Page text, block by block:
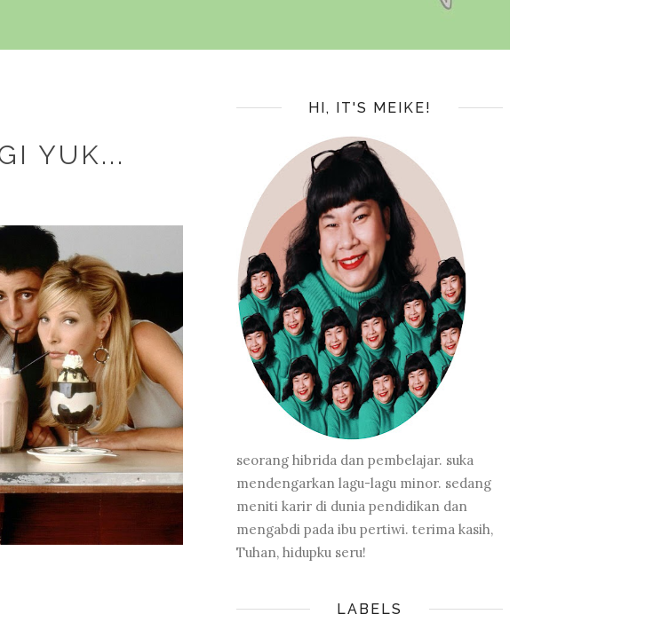
YUK...
HI, IT'S MEIKE!
seorang hibrida dan pembelajar. suka
mendengarkan lagu-lagu minor. sedang
meniti karir di dunia pendidikan dan
mengabdi pada ibu pertiwi. terima kasih,
Tuhan, hidupku seru!
LABELS